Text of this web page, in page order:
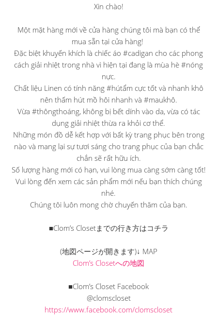
Xin chào!
Một mặt hàng mới về cửa hàng chúng tôi mà bạn có thể
mua sẵn tại cửa hàng! ︎
Đặc biệt khuyến khích là chiếc áo #cadigan cho các phong
cách giải nhiệt trong nhà vì hiện tại đang là mùa hè #nóng
nực.
Chất liệu Linen có tính năng #hútẩm cực tốt và nhanh khô
nên thấm hút mồ hôi nhanh và #maukhô.
Vừa #thôngthoáng, không bị bết dính vào da, vừa có tác
dụng giải nhiệt thừa ra khỏi cơ thể.
Những món đồ dễ kết hợp với bất kỳ trang phục bên trong
nào và mang lại sự tươi sáng cho trang phục của bạn chắc
chắn sẽ rất hữu ích.
Số lượng hàng mới có hạn, vui lòng mua càng sớm càng tốt!
Vui lòng đến xem các sản phẩm mới nếu bạn thích chúng
nhé.
Chúng tôi luôn mong chờ chuyến thăm của bạn.
■Clom’s Closetまでの行き方はコチラ
(地図ページが開きます)↓ MAP
Clom’s Closetへの地図
■Clom’s Closet Facebook
@clomscloset
https://www.facebook.com/clomscloset